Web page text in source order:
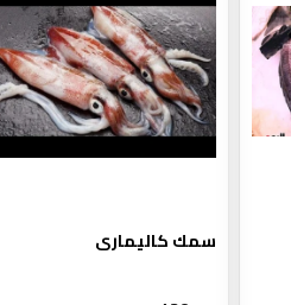
سمك كاليمارى